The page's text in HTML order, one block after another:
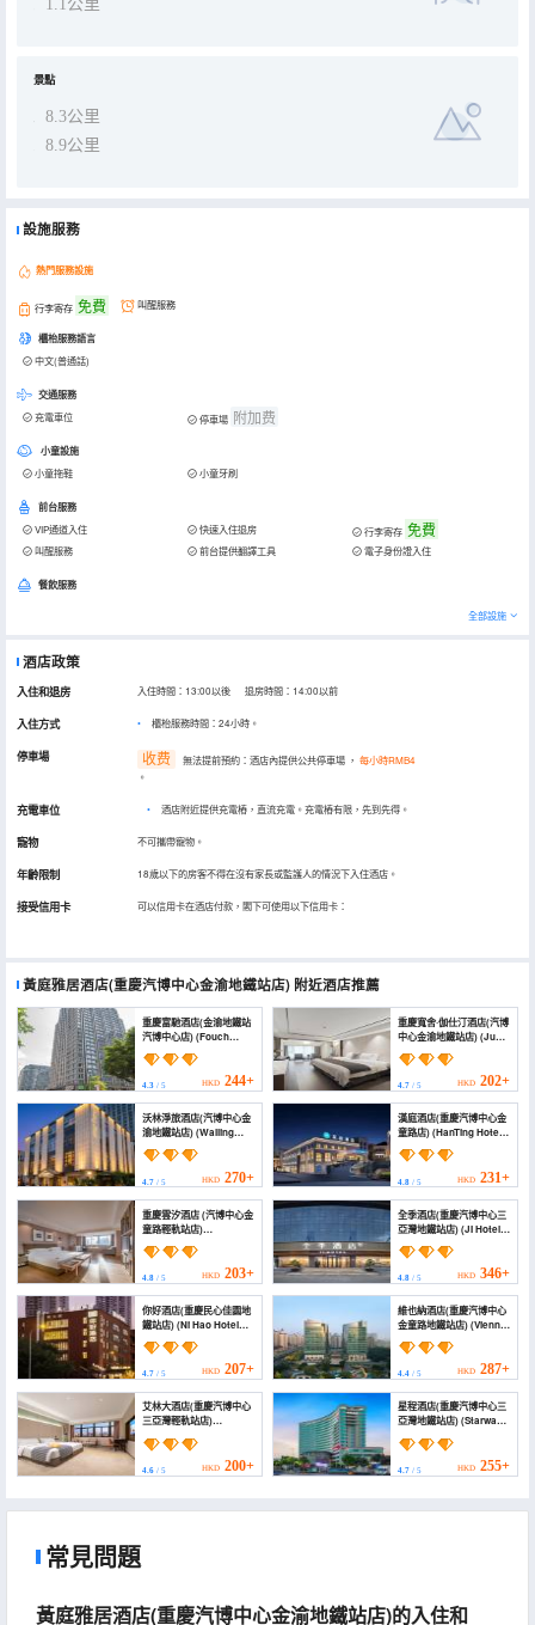
1.1公里
景點
8.3公里
8.9公里
設施服務
熱門服務設施
行李寄存 免費 叫醒服務
櫃枱服務語言
中文(普通話)
交通服務
充電車位 停車場 附加费
小童設施
小童拖鞋 小童牙刷
前台服務
VIP通道入住 快速入住退房 行李寄存 免費
叫醒服務 前台提供翻譯工具 電子身份證入住
餐飲服務
全部設施
酒店政策
入住和退房 入住時間：13:00以後 退房時間：14:00以前
入住方式 櫃枱服務時間：24小時。
停車場 收费 無法提前預約：酒店內提供公共停車場 ， 每小時RMB4
。
充電車位 • 酒店附近提供充電樁，直流充電。充電樁有限，先到先得。
寵物 不可攜帶寵物。
年齡限制 18歲以下的房客不得在沒有家長或監護人的情況下入住酒店。
接受信用卡 可以信用卡在酒店付款，閣下可使用以下信用卡：
黃庭雅居酒店(重慶汽博中心金渝地鐵站店) 附近酒店推薦
重慶富馳酒店(金渝地鐵站
汽博中心店) (Fouch
Hotel)
4.3 / 5 HKD 244+
重慶寬舍·伽仕汀酒店(汽博
中心金渝地鐵站店) (Just
Inn Hotels & Resorts)
4.7/ 5 HKD 202+
沃林淨旅酒店(汽博中心金
渝地鐵站店) (Walling
Hotel（Auto Expo
Center Jinyu Metro
Station Branch))
4.7 / 5 HKD 270+
漢庭酒店(重慶汽博中心金
童路店) (HanTing Hotel
(Chongqing Auto Expo
Center Jintong Road))
4.8/ 5 HKD 231+
重慶雲汐酒店 (汽博中心金
童路輕軌站店)
(Chongqing Yunxi
Hotel)
4.8 / 5 HKD 203+
全季酒店(重慶汽博中心三
亞灣地鐵站店) (JI Hotel
(Chongqing Automobile
Expo Center Sanya Bay
Subway Station))
4.8/ 5 HKD 346+
你好酒店(重慶民心佳園地
鐵站店) (Ni Hao Hotel
(Chongqing
Minxinjiayuan Subway
Station Branch))
4.7 / 5 HKD 207+
維也納酒店(重慶汽博中心
金童路地鐵站店) (Vienna
Hotel (Auto Expo
Center Jintong Road
Metro Station))
4.4/ 5 HKD 287+
艾林大酒店(重慶汽博中心
三亞灣輕軌站店)
(AiLinHotel (Sanya Bay
Light Rail Station))
4.6 / 5 HKD 200+
星程酒店(重慶汽博中心三
亞灣地鐵站店) (Starway
Hotel (Chongqing Auto
Expo Center Sanyawan
Metro Station))
4.7/ 5 HKD 255+
常見問題
黃庭雅居酒店(重慶汽博中心金渝地鐵站店)的入住和